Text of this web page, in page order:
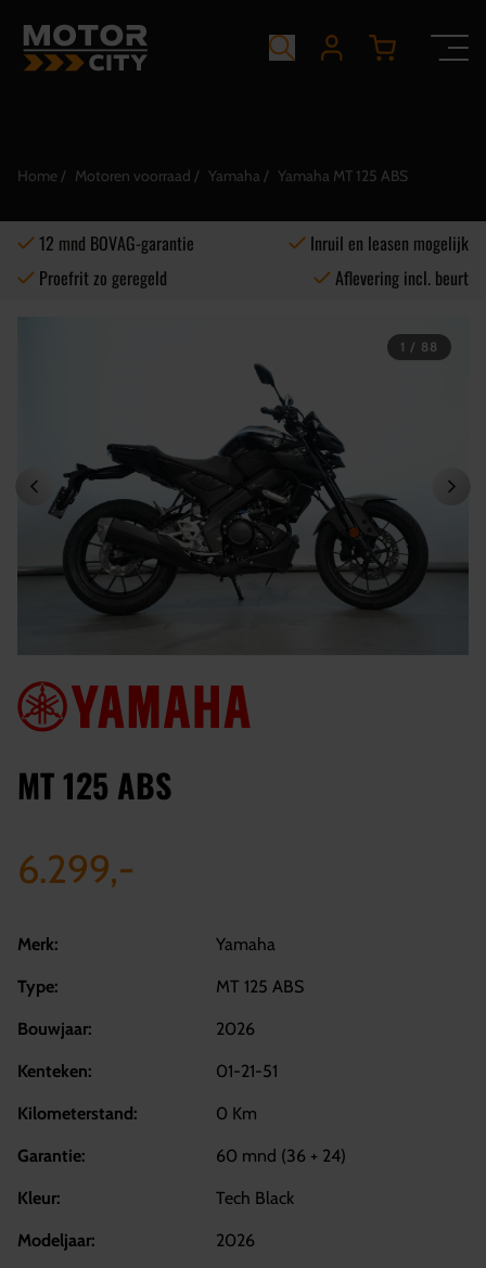
Home Motoren voorraad Yamaha Yamaha MT 125 ABS
12 mnd BOVAG-garantie
Aflevering incl. beurt
Inruil en leasen mogelijk
Proefrit zo geregeld
MT 125 ABS
6.299,-
Merk: Yamaha
Type: MT 125 ABS
Bouwjaar: 2026
Kenteken: 01-21-51
Kilometerstand: 0 Km
Garantie: 60 mnd (36 + 24)
Kleur: Tech Black
Modeljaar: 2026
1 / 88